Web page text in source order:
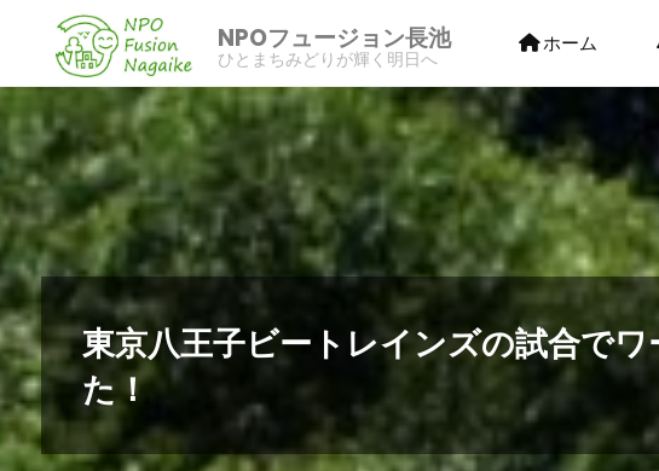
ン
ツ
へ
ス
キ
ッ
プ
NPOフュージョン長池
ひとまちみどりが輝く明日へ
ホーム
東京八王子ビートレインズの試合で
た！